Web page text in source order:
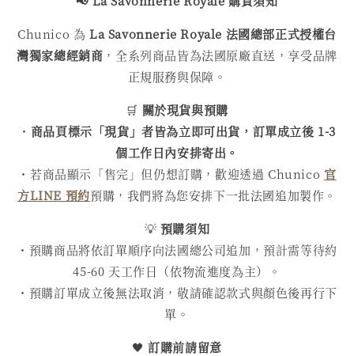
Chunico 為 La Savonnerie Royale 法國總部正式授權台
灣獨家總經銷商 ，全系列商品皆為法國原廠直送，享受品牌
正規服務與保障。
🛒 關於現貨與預購
・ 商品頁標示「現貨」者皆為立即可出貨，訂單成立後 1-3
個工作日內安排寄出。
・若商品顯示「售完」但仍想訂購，歡迎透過 Chunico 官
方LINE 預約預購，我們將為您安排下一批法國追加製作。
💡 預購須知
・預購商品將依訂單順序向法國總公司追加，預計需等待約
45-60 天工作日（依物流進度為主）。
・預購訂單成立後無法取消，敬請確認款式與顏色後再行下
單。
🖤訂購前請留意